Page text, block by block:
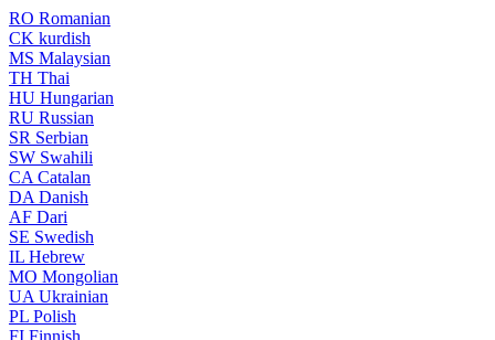
RO Romanian
CK kurdish
MS Malaysian
TH Thai
HU Hungarian
RU Russian
SR Serbian
SW Swahili
CA Catalan
DA Danish
AF Dari
SE Swedish
IL Hebrew
MO Mongolian
UA Ukrainian
PL Polish
FI Finnish